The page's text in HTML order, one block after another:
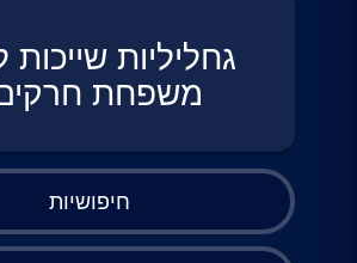
גחליליות שייכות
משפחת
חיפושיות